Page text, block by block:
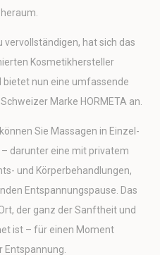
1 Jahr
24
Stunden
Doubleclick is
activity is real time
bidding advertising
exchange
1 Jahr
Used for
experiments with
advertisement
efficiency across
90 Tage
hat sich das
Kosmetikhersteller
nun eine umfassende
Marke HORMETA an.
Sie Massagen in Einzel-
darunter eine mit privatem
und Körperbehandlungen,
Entspannungspause. Das
der ganz der Sanftheit und
ist – für einen Moment